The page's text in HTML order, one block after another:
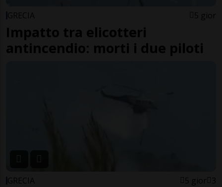
GRECIA 5 gior
Impatto tra elicotteri
antincendio: morti i due piloti
GRECIA 5 gior 3